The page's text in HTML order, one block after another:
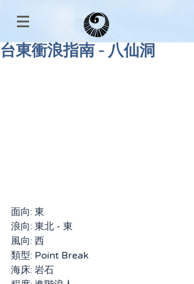
台東衝浪指南 - 八仙洞
面向: 東
浪向: 東北 - 東
風向: 西
類型: Point Break
海床: 岩石